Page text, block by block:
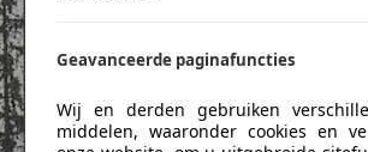
Geavanceerde paginafuncties
Wij en derden gebruiken
middelen, waaronder cookies en